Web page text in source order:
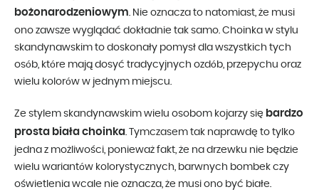
bożonarodzeniowym. Nie oznacza to natomiast, że musi
ono zawsze wyglądać dokładnie tak samo. Choinka w stylu
skandynawskim to doskonały pomysł dla wszystkich tych
osób, które mają dosyć tradycyjnych ozdób, przepychu oraz
wielu kolorów w jednym miejscu.
Ze stylem skandynawskim wielu osobom kojarzy się bardzo
prosta biała choinka. Tymczasem tak naprawdę to tylko
jedna z możliwości, ponieważ fakt, że na drzewku nie będzie
wielu wariantów kolorystycznych, barwnych bombek czy
oświetlenia wcale nie oznacza, że musi ono być białe.